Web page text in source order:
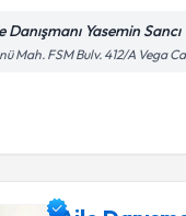
Danışmanı Yasemin Sancı
Mah. FSM Bulv. 412/A Vega